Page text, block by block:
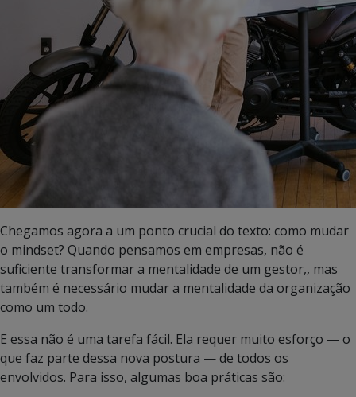
Chegamos agora a um ponto crucial do texto: como mudar
o mindset? Quando pensamos em empresas, não é
suficiente transformar a mentalidade de um gestor,, mas
também é necessário mudar a mentalidade da organização
como um todo.
E essa não é uma tarefa fácil. Ela requer muito esforço — o
que faz parte dessa nova postura — de todos os
envolvidos. Para isso, algumas boa práticas são: